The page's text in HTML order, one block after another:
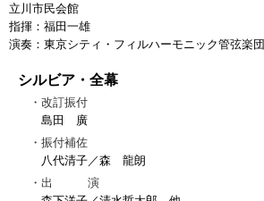
立川市民会館
指揮：福田一雄
演奏：東京シティ・フィルハーモニック管弦楽団
シルビア・全幕
改訂振付
島田 廣
振付補佐
八代清子／森 龍朗
出 演